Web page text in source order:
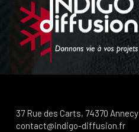
37 Rue des Carts, 74370 Annecy
contact@indigo-diffusion.fr